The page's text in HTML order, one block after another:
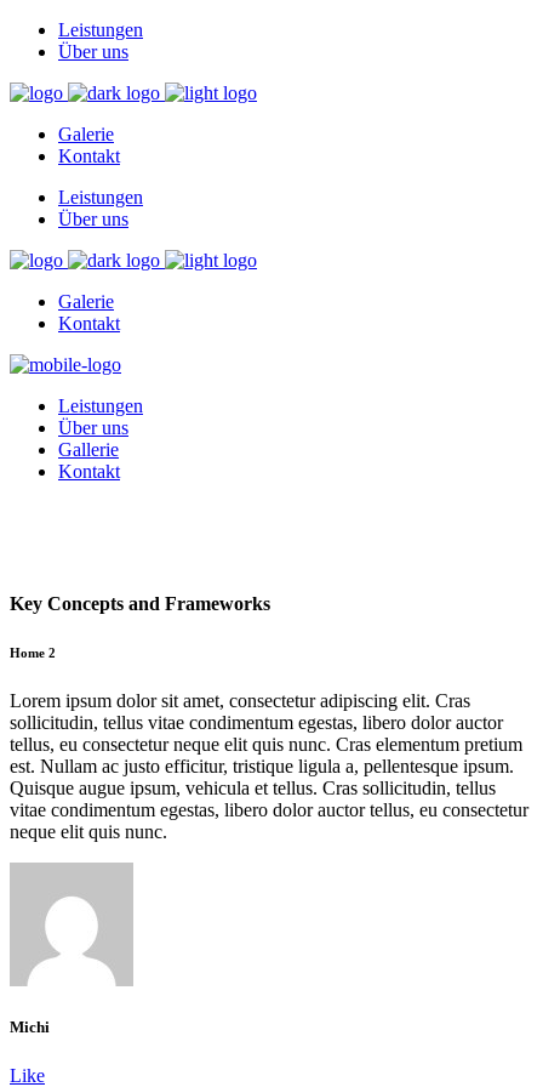
Leistungen
Über uns
Galerie
Kontakt
Leistungen
Über uns
Galerie
Kontakt
Leistungen
Über uns
Gallerie
Kontakt
Key Concepts and Frameworks
Home 2
Lorem ipsum dolor sit amet, consectetur adipiscing elit. Cras
sollicitudin, tellus vitae condimentum egestas, libero dolor auctor
tellus, eu consectetur neque elit quis nunc. Cras elementum pretium
est. Nullam ac justo efficitur, tristique ligula a, pellentesque ipsum.
Quisque augue ipsum, vehicula et tellus. Cras sollicitudin, tellus
vitae condimentum egestas, libero dolor auctor tellus, eu consectetur
neque elit quis nunc.
Michi
Like